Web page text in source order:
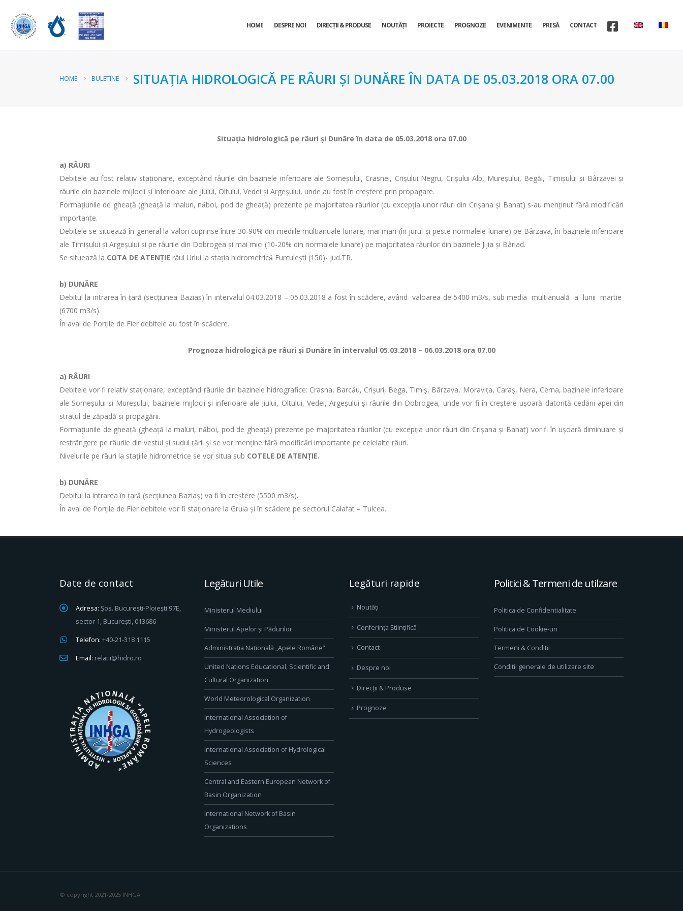
HOME DESPRE NOI DIRECŢII & PRODUSE NOUTĂȚI PROIECTE PROGNOZE EVENIMENTE PRESĂ CONTACT
HOME BULETINE SITUAŢIA HIDROLOGICĂ PE RÂURI ŞI DUNĂRE ÎN DATA DE 05.03.2018 ORA 07.00
Situaţia hidrologică pe râuri şi Dunăre în data de 05.03.2018 ora 07.00
a) RÂURI
Debitele au fost relativ staţionare, exceptând râurile din bazinele inferioare ale Someșului, Crasnei, Crișului Negru, Crișului Alb, Mureșului, Begăi, Timișului și Bârzavei și
râurile din bazinele mijlocii și inferioare ale Jiului, Oltului, Vedei și Argeșului, unde au fost în creștere prin propagare.
Formaţiunile de gheaţă (gheaţă la maluri, nǎboi, pod de gheaţă) prezente pe majoritatea râurilor (cu excepția unor râuri din Crișana și Banat) s-au menținut fără modificări
importante.
Debitele se situează în general la valori cuprinse între 30-90% din mediile multianuale lunare, mai mari (în jurul și peste normalele lunare) pe Bârzava, în bazinele inferioare
ale Timișului și Argeșului și pe râurile din Dobrogea și mai mici (10-20% din normalele lunare) pe majoritatea râurilor din bazinele Jijia și Bârlad.
Se situează la COTA DE ATENŢIE râul Urlui la staţia hidrometricǎ Furculeşti (150)- jud.TR.
b) DUNĂRE
Debitul la intrarea în ţară (secţiunea Baziaş) în intervalul 04.03.2018 – 05.03.2018 a fost în scădere, având valoarea de 5400 m3/s, sub media multianuală a lunii martie
(6700 m3/s).
În aval de Porţile de Fier debitele au fost în scădere.
Prognoza hidrologică pe râuri şi Dunăre în intervalul 05.03.2018 – 06.03.2018 ora 07.00
a) RÂURI
Debitele vor fi relativ staţionare, exceptând râurile din bazinele hidrografice: Crasna, Barcău, Crișuri, Bega, Timiș, Bârzava, Moravița, Caraș, Nera, Cerna, bazinele inferioare
ale Someșului și Mureșului, bazinele mijlocii și inferioare ale Jiului, Oltului, Vedei, Argeșului și râurile din Dobrogea, unde vor fi în creștere ușoară datorită cedării apei din
stratul de zăpadă și propagării.
Formaţiunile de gheaţă (gheaţă la maluri, nǎboi, pod de gheaţă) prezente pe majoritatea râurilor (cu excepția unor râuri din Crișana și Banat) vor fi în ușoară diminuare și
restrângere pe râurile din vestul și sudul țării și se vor menține fără modificări importante pe celelalte râuri.
Nivelurile pe râuri la staţiile hidrometrice se vor situa sub COTELE DE ATENŢIE.
b) DUNĂRE
Debitul la intrarea în ţară (secţiunea Baziaş) va fi în creştere (5500 m3/s).
În aval de Porţile de Fier debitele vor fi staţionare la Gruia şi în scădere pe sectorul Calafat – Tulcea.
Date de contact
Adresa: Șos. București-Ploiești 97E,
sector 1, București, 013686
Telefon: +40-21-318 1115
Email: relatii@hidro.ro
Legături Utile
Ministerul Mediului
Ministerul Apelor și Pădurilor
Administrația Națională „Apele Române”
United Nations Educational, Scientific and
Cultural Organization
World Meteorological Organization
International Association of
Hydrogeologists
International Association of Hydrological
Sciences
Central and Eastern European Network of
Basin Organization
International Network of Basin
Organizations
Legături rapide
Noutăți
Conferința Științifică
Contact
Despre noi
Direcţii & Produse
Prognoze
Politici & Termeni de utilzare
Politica de Confidentialitate
Politica de Cookie-uri
Termeni & Conditii
Conditii generale de utilizare site
© copyright 2021-2025 INHGA